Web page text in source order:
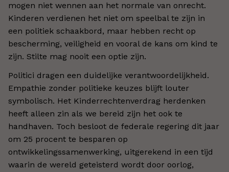
mogen niet wennen aan het normale van onrecht.
Kinderen verdienen het niet om speelbal te zijn in
een politiek schaakbord, maar hebben recht op
bescherming, veiligheid en vooral de kans om kind te
zijn. Stilte mag nooit een optie zijn.
Politici dragen een duidelijke verantwoordelijkheid.
Empathie zonder politieke keuzes blijft louter
symbolisch. Het Kinderrechtenverdrag herdenken
heeft alleen zin als we bereid zijn het ook te
handhaven. Toch besloot de federale regering dit jaar
om 25 procent te besparen op
ontwikkelingssamenwerking, uitgerekend in een tijd
waarin de wereld geteisterd wordt door oorlog,